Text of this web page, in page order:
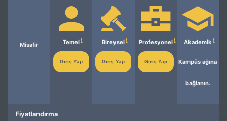
Misafir Temel
Giriş Yap
Bireysel
Giriş Yap
Profesyonel
Giriş Yap
Akademik
Kampüs ağına
bağlanın.
Fiyatlandırma